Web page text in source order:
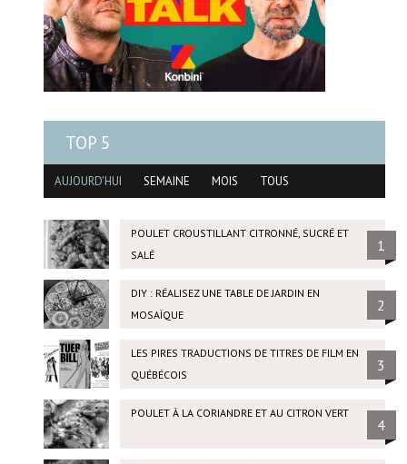
TOP 5
AUJOURD'HUI SEMAINE MOIS TOUS
POULET CROUSTILLANT CITRONNÉ, SUCRÉ ET
SALÉ
1
DIY : RÉALISEZ UNE TABLE DE JARDIN EN
MOSAÏQUE
2
LES PIRES TRADUCTIONS DE TITRES DE FILM EN
QUÉBÉCOIS
3
POULET À LA CORIANDRE ET AU CITRON VERT
4